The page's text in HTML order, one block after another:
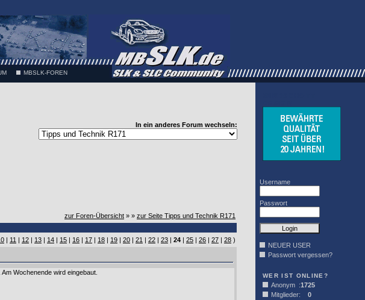
MBSLK-FOREN
In ein anderes Forum wechseln:
zur Foren-Übersicht » » zur Seite Tipps und Technik R171
| 11 | 12 | 13 | 14 | 15 | 16 | 17 | 18 | 19 | 20 | 21 | 22 | 23 | 24 | 25 | 26 | 27 | 28 )
Wochenende wird eingebaut.
Username
Passwort
NEUER USER
Passwort vergessen?
WER IST ONLINE?
Anonym :1725
Mitglieder: 0